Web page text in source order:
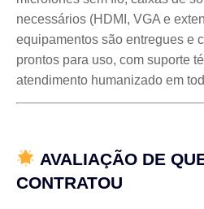
necessários (HDMI, VGA e
equipamentos são entregues e
prontos para uso, com suporte
atendimento humanizado em
AVALIAÇÃO DE
CONTRATOU